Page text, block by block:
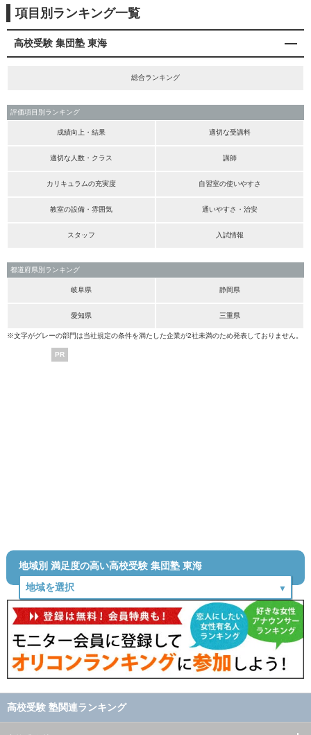
項目別ランキング一覧
高校受験 集団塾 東海
総合ランキング
評価項目別ランキング
成績向上・結果 適切な受講料
適切な人数・クラス 講師
カリキュラムの充実度 自習室の使いやすさ
教室の設備・雰囲気 通いやすさ・治安
スタッフ 入試情報
都道府県別ランキング
岐阜県 静岡県
愛知県 三重県
※文字がグレーの部門は当社規定の条件を満たした企業が2社未満のため発表しておりません。
PR
地域別 満足度の高い高校受験 集団塾 東海
高校受験 塾関連ランキング